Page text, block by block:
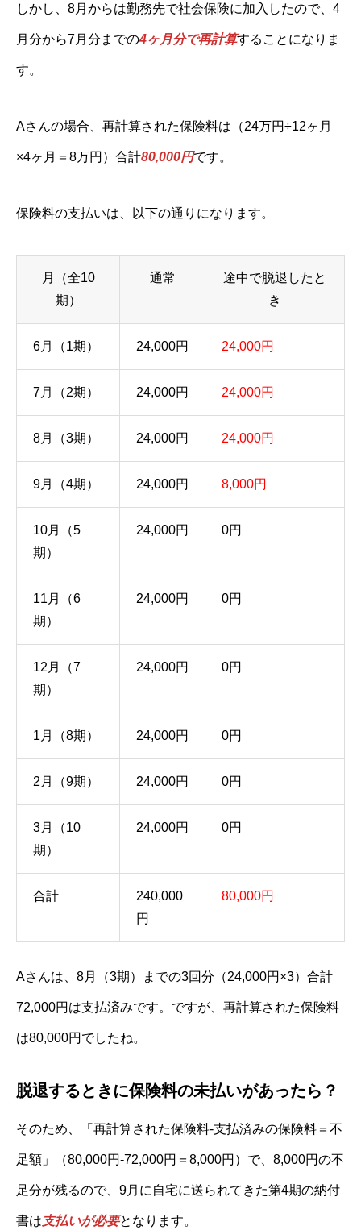
しかし、8月からは勤務先で社会保険に加入したので、4
月分から7月分までの4ヶ月分で再計算することになりま
す。
Aさんの場合、再計算された保険料は（24万円÷12ヶ月
×4ヶ月＝8万円）合計80,000円です。
保険料の支払いは、以下の通りになります。
月（全10
期）
通常
途中で脱退したと
き
6月（1期） 24,000円 24,000円
7月（2期） 24,000円 24,000円
8月（3期） 24,000円 24,000円
9月（4期） 24,000円 8,000円
10月（5
期）
24,000円 0円
11月（6
期）
24,000円 0円
12月（7
期）
24,000円 0円
1月（8期） 24,000円 0円
2月（9期） 24,000円 0円
3月（10
期）
24,000円 0円
合計
240,000
円
80,000円
Aさんは、8月（3期）までの3回分（24,000円×3）合計
72,000円は支払済みです。ですが、再計算された保険料
は80,000円でしたね。
脱退するときに保険料の未払いがあったら？
そのため、「再計算された保険料-支払済みの保険料＝不
足額」（80,000円-72,000円＝8,000円）で、8,000円の不
足分が残るので、9月に自宅に送られてきた第4期の納付
書は 支払いが必要となります。